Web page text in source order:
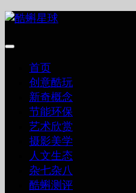
跳
内
首页
创意酷玩
新奇概念
节能环保
艺术欣赏
摄影美学
人文生态
杂七杂八
酷蝌测评